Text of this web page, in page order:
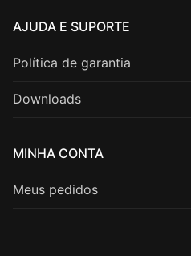
AJUDA E SUPORTE
Política de garantia
Downloads
MINHA CONTA
Meus pedidos